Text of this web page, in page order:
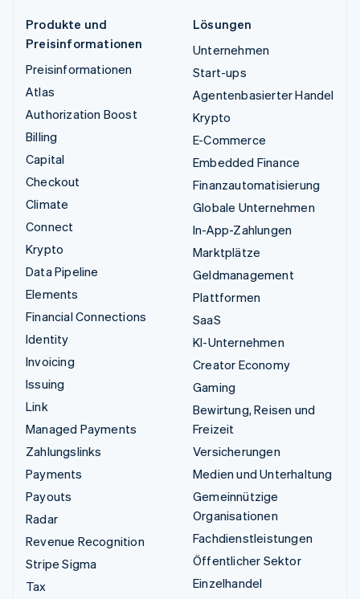
Produkte und
Preisinformationen
Preisinformationen
Atlas
Authorization Boost
Billing
Capital
Checkout
Climate
Connect
Krypto
Data Pipeline
Elements
Financial Connections
Identity
Invoicing
Issuing
Link
Managed Payments
Zahlungslinks
Payments
Payouts
Radar
Revenue Recognition
Stripe Sigma
Tax
Lösungen
Unternehmen
Start-ups
Agentenbasierter Handel
Krypto
E-Commerce
Embedded Finance
Finanzautomatisierung
Globale Unternehmen
In-App-Zahlungen
Marktplätze
Geldmanagement
Plattformen
SaaS
KI-Unternehmen
Creator Economy
Gaming
Bewirtung, Reisen und
Freizeit
Versicherungen
Medien und Unterhaltung
Gemeinnützige
Organisationen
Fachdienstleistungen
Öffentlicher Sektor
Einzelhandel